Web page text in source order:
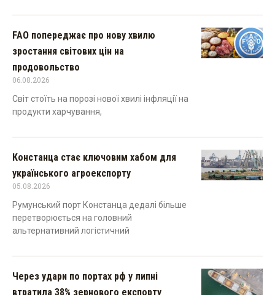
FAO попереджає про нову хвилю
зростання світових цін на
продовольство
06.08.2026
Світ стоїть на порозі нової хвилі інфляції на
продукти харчування,
Констанца стає ключовим хабом для
українського агроекспорту
05.08.2026
Румунський порт Констанца дедалі більше
перетворюється на головний
альтернативний логістичний
Через удари по портах рф у липні
втратила 38% зернового експорту